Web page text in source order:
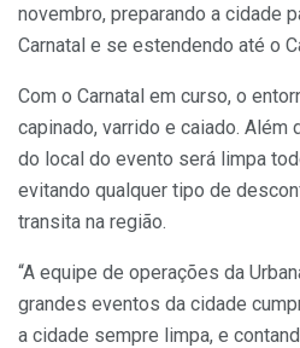
novembro, preparando a cidade
Carnatal e se estendendo até o
Com o Carnatal em curso, o
capinado, varrido e caiado. Além
do local do evento será limpa
evitando qualquer tipo de
transita na região.
“A equipe de operações da
grandes eventos da cidade
a cidade sempre limpa, e